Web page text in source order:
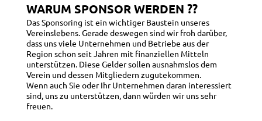
WARUM SPONSOR WERDEN ??
Das Sponsoring ist ein wichtiger Baustein unseres
Vereinslebens. Gerade deswegen sind wir froh darüber,
dass uns viele Unternehmen und Betriebe aus der
Region schon seit Jahren mit finanziellen Mitteln
unterstützen. Diese Gelder sollen ausnahmslos dem
Verein und dessen Mitgliedern zugutekommen.
Wenn auch Sie oder Ihr Unternehmen daran interessiert
sind, uns zu unterstützen, dann würden wir uns sehr
freuen.